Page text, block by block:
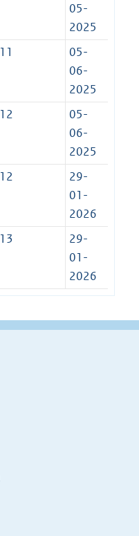
05-
2025
11
05-
06-
2025
12
05-
06-
2025
12
29-
01-
2026
13
29-
01-
2026